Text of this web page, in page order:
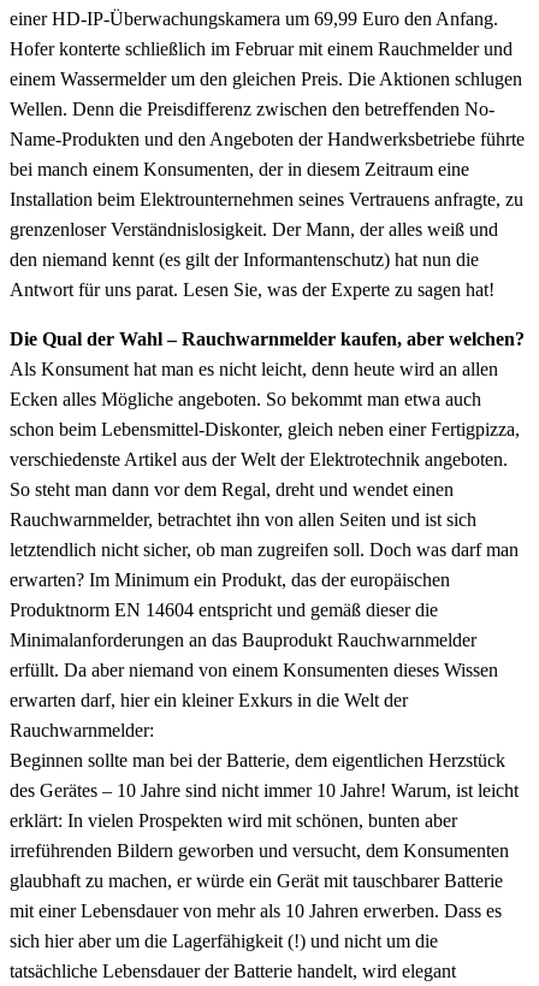
einer HD-IP-Überwachungskamera um 69,99 Euro den Anfang.
Hofer konterte schließlich im Februar mit einem Rauchmelder und
einem Wassermelder um den gleichen Preis. Die Aktionen schlugen
Wellen. Denn die Preisdifferenz zwischen den betreffenden No-
Name-Produkten und den Angeboten der Handwerksbetriebe führte
bei manch einem Konsumenten, der in diesem Zeitraum eine
Installation beim Elektrounternehmen seines Vertrauens anfragte, zu
grenzenloser Verständnislosigkeit. Der Mann, der alles weiß und
den niemand kennt (es gilt der Informantenschutz) hat nun die
Antwort für uns parat. Lesen Sie, was der Experte zu sagen hat!
Die Qual der Wahl – Rauchwarnmelder kaufen, aber welchen?
Als Konsument hat man es nicht leicht, denn heute wird an allen
Ecken alles Mögliche angeboten. So bekommt man etwa auch
schon beim Lebensmittel-Diskonter, gleich neben einer Fertigpizza,
verschiedenste Artikel aus der Welt der Elektrotechnik angeboten.
So steht man dann vor dem Regal, dreht und wendet einen
Rauchwarnmelder, betrachtet ihn von allen Seiten und ist sich
letztendlich nicht sicher, ob man zugreifen soll. Doch was darf man
erwarten? Im Minimum ein Produkt, das der europäischen
Produktnorm EN 14604 entspricht und gemäß dieser die
Minimalanforderungen an das Bauprodukt Rauchwarnmelder
erfüllt. Da aber niemand von einem Konsumenten dieses Wissen
erwarten darf, hier ein kleiner Exkurs in die Welt der
Rauchwarnmelder:
Beginnen sollte man bei der Batterie, dem eigentlichen Herzstück
des Gerätes – 10 Jahre sind nicht immer 10 Jahre! Warum, ist leicht
erklärt: In vielen Prospekten wird mit schönen, bunten aber
irreführenden Bildern geworben und versucht, dem Konsumenten
glaubhaft zu machen, er würde ein Gerät mit tauschbarer Batterie
mit einer Lebensdauer von mehr als 10 Jahren erwerben. Dass es
sich hier aber um die Lagerfähigkeit (!) und nicht um die
tatsächliche Lebensdauer der Batterie handelt, wird elegant